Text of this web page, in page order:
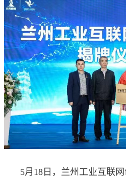
发改视点
乡村振兴
投资分析 发展规划
监测预测 文库下载
5月18日，兰州工业互联网